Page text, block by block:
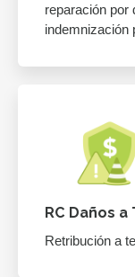
reparación por
indemnización
RC Daños
Retribución a